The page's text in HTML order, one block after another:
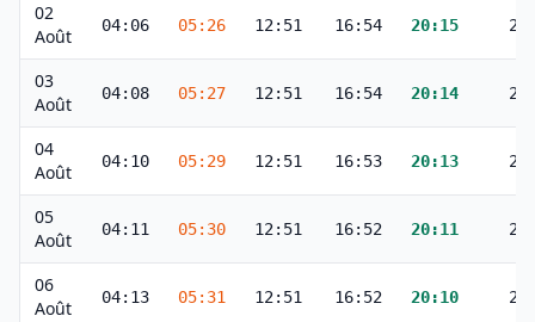
02
Août
04:06 05:26 12:51 16:54 20:15
03
Août
04:08 05:27 12:51 16:54 20:14
04
Août
04:10 05:29 12:51 16:53 20:13
05
Août
04:11 05:30 12:51 16:52 20:11
06
Août
04:13 05:31 12:51 16:52 20:10